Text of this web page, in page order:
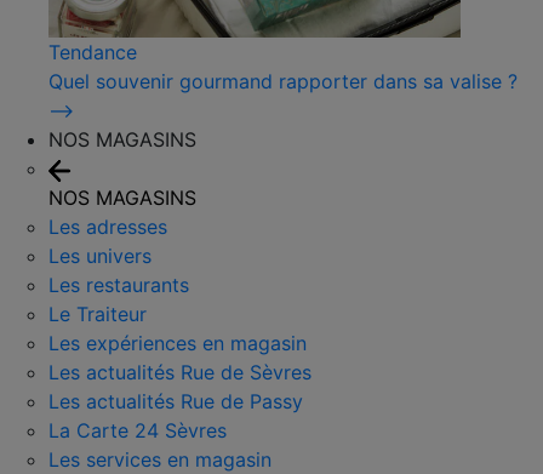
Tendance
Quel souvenir gourmand rapporter dans sa valise ?
⟶
NOS MAGASINS
NOS MAGASINS
Les adresses
Les univers
Les restaurants
Le Traiteur
Les expériences en magasin
Les actualités Rue de Sèvres
Les actualités Rue de Passy
La Carte 24 Sèvres
Les services en magasin